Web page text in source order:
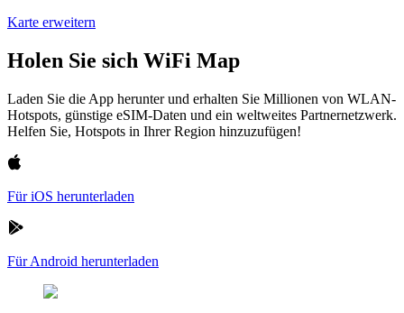
Karte erweitern
Holen Sie sich WiFi Map
Laden Sie die App herunter und erhalten Sie Millionen von WLAN-
Hotspots, günstige eSIM-Daten und ein weltweites Partnernetzwerk.
Helfen Sie, Hotspots in Ihrer Region hinzuzufügen!
Für iOS herunterladen
Für Android herunterladen